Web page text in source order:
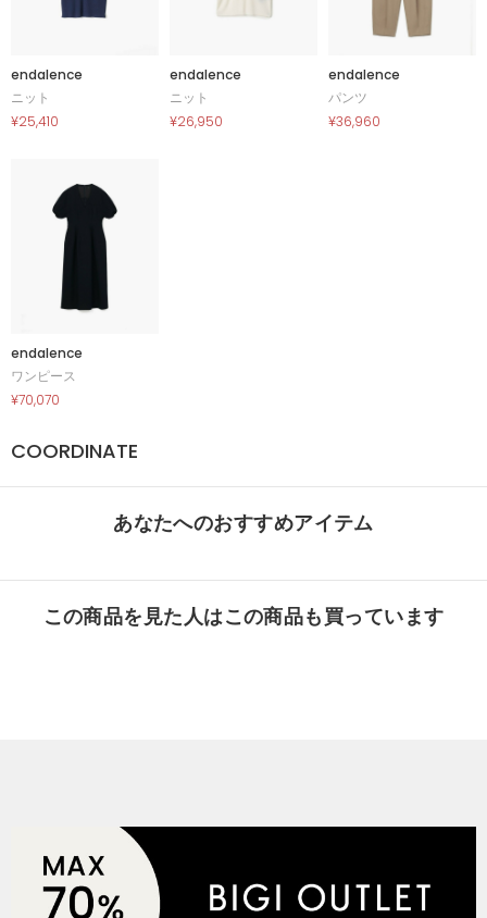
endalence
ニット
¥25,410
endalence
ニット
¥26,950
endalence
パンツ
¥36,960
endalence
ワンピース
¥70,070
COORDINATE
あなたへのおすすめアイテム
この商品を見た人はこの商品も買っています